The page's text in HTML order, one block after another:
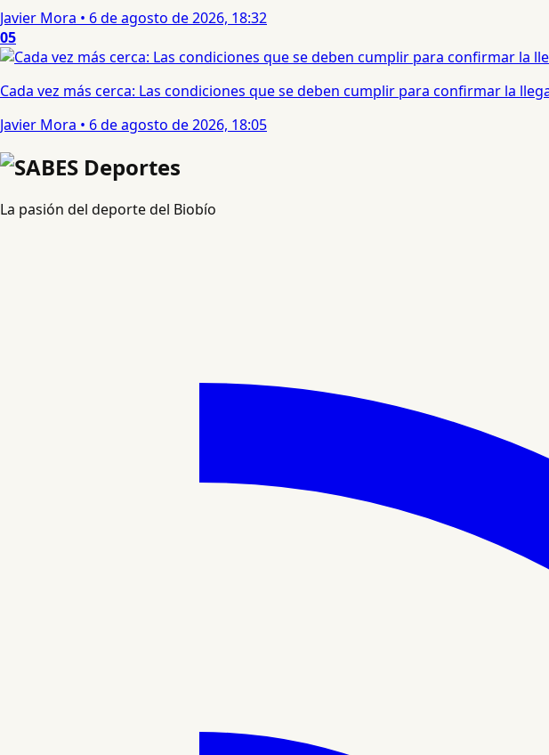
Javier Mora • 6 de agosto de 2026, 18:32
05
Cada vez más cerca: Las condiciones que se deben cumplir para confirmar la
Javier Mora • 6 de agosto de 2026, 18:05
La pasión del deporte del Biobío